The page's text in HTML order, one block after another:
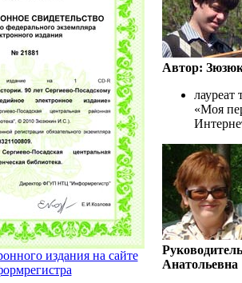
издания на сайте
Автор:
лауреат
«Моя
Анатольевна